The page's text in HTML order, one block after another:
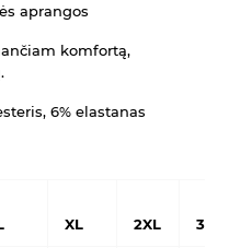
aprangos
komfortą,
6% elastanas
XL 2XL 3XL